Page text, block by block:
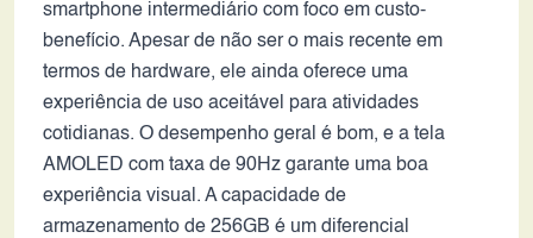
smartphone intermediário com foco em custo-
benefício. Apesar de não ser o mais recente em
termos de hardware, ele ainda oferece uma
experiência de uso aceitável para atividades
cotidianas. O desempenho geral é bom, e a tela
AMOLED com taxa de 90Hz garante uma boa
experiência visual. A capacidade de
armazenamento de 256GB é um diferencial